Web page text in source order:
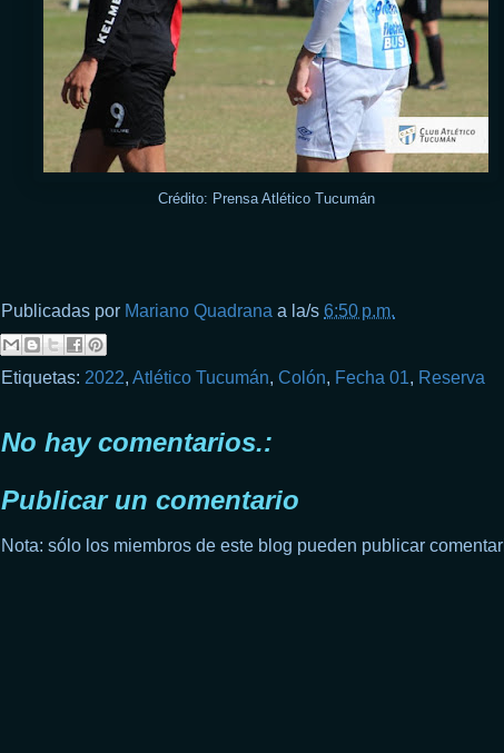
Crédito: Prensa Atlético Tucumán
Publicadas por Mariano Quadrana a la/s 6:50 p.m.
Etiquetas: 2022, Atlético Tucumán, Colón, Fecha 01, Reserva
No hay comentarios.:
Publicar un comentario
Nota: sólo los miembros de este blog pueden publicar